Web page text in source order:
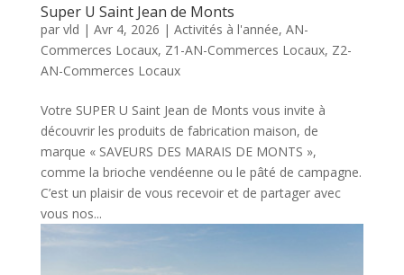
Super U Saint Jean de Monts
par vld | Avr 4, 2026 | Activités à l'année, AN-
Commerces Locaux, Z1-AN-Commerces Locaux, Z2-
AN-Commerces Locaux
Votre SUPER U Saint Jean de Monts vous invite à
découvrir les produits de fabrication maison, de
marque « SAVEURS DES MARAIS DE MONTS »,
comme la brioche vendéenne ou le pâté de campagne.
C’est un plaisir de vous recevoir et de partager avec
vous nos...